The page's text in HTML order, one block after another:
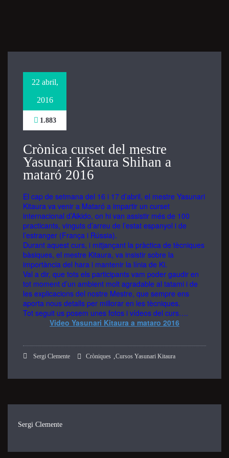
22 abril,
2016
1.883
Crònica curset del mestre
Yasunari Kitaura Shihan a
mataró 2016
El cap de setmana del 16 i 17 d’abril, el mestre Yasunari
Kitaura va venir a Mataró a impartir un curset
internacional d’Aikido, on hi van assistir més de 100
practicants, vinguts d’arreu de l’estat espanyol i de
l’estranger (França i Rússia).
Durant aquest curs, i mitjançant la pràctica de tècniques
bàsiques, el mestre Kitaura, va insistir sobre la
importància del hara i mantenir la línia de Ki.
Val a dir, que tots els participants vam poder gaudir en
tot moment d’un ambient molt agradable al tatami i de
les explicacions del nostre Mestre, que sempre ens
aporta nous detalls per millorar en les tècniques.
Tot seguit us posem unes fotos i vídeos del curs….
Video Yasunari Kitaura a mataro 2016
Sergi Clemente Cròniques ,Cursos Yasunari Kitaura
Sergi Clemente
They are
the website
to function.
Statistics
In order for
us to
improve the
functionality
and
structure,
based on
how the
website is
used.
Experience
In order for
our website
possible
during your
functionality
disappear